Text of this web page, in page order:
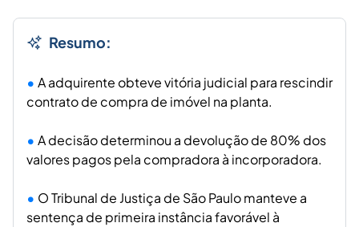
Resumo:
A adquirente obteve vitória judicial para rescindir
contrato de compra de imóvel na planta.
A decisão determinou a devolução de 80% dos
valores pagos pela compradora à incorporadora.
O Tribunal de Justiça de São Paulo manteve a
sentença de primeira instância favorável à